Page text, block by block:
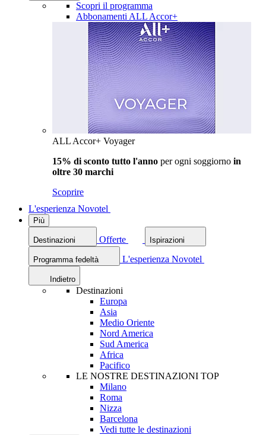
Scopri il programma
Abbonamenti ALL Accor+
ALL Accor+ Voyager
15% di sconto tutto l'anno per ogni soggiorno in
oltre 30 marchi
Scoprire
L'esperienza Novotel
Più
Destinazioni Offerte Ispirazioni
Programma fedeltà L'esperienza Novotel
Indietro
Destinazioni
Europa
Asia
Medio Oriente
Nord America
Sud America
Africa
Pacifico
LE NOSTRE DESTINAZIONI TOP
Milano
Roma
Nizza
Barcelona
Vedi tutte le destinazioni